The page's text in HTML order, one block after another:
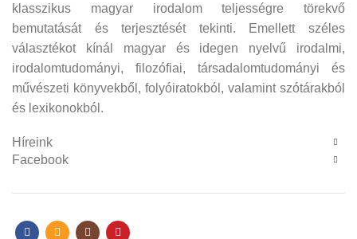
klasszikus magyar irodalom teljességre törekvő
bemutatását és terjesztését tekinti. Emellett széles
választékot kínál magyar és idegen nyelvű irodalmi,
irodalomtudományi, filozófiai, társadalomtudományi és
művészeti könyvekből, folyóiratokból, valamint szótárakból
és lexikonokból.
Híreink
Facebook